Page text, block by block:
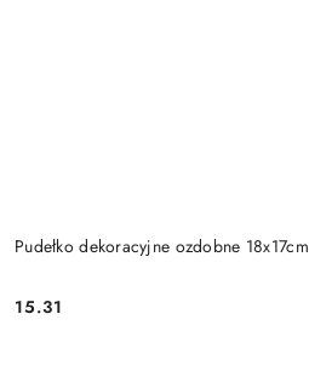
Pudełko dekoracyjne ozdobne 18x17cm
Cena:
15.31